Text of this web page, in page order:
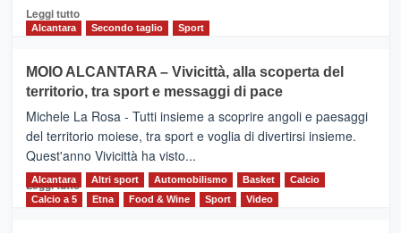
Leggi tuttoLeggi
Torna
la
Supermaratona
dell’Etna
Alcantara Secondo taglio Sport
MOIO ALCANTARA – Vivicittà, alla scoperta del
territorio, tra sport e messaggi di pace
Michele La Rosa - Tutti insieme a scoprire angoli e paesaggi
del territorio moiese, tra sport e voglia di divertirsi insieme.
Quest'anno Vivicittà ha visto...
Leggi tutto Leggi
Alcantara Altri sport Automobilismo Basket
Calcio
Calcio a 5
Etna Food & Wine Sport Video